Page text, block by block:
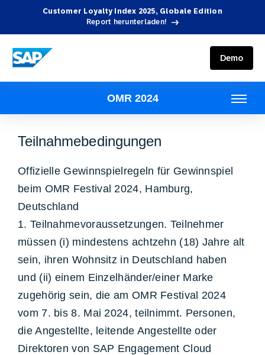
Customer Loyalty Index 2025, Globale Edition
Report herunterladen!
SAP ENGAGEMENT CLOUD Demo
OMR 2024
Teilnahmebedingungen
Offizielle Gewinnspielregeln für Gewinnspiel
beim OMR Festival 2024, Hamburg,
Deutschland
1. Teilnahmevoraussetzungen. Teilnehmer
müssen (i) mindestens achtzehn (18) Jahre alt
sein, ihren Wohnsitz in Deutschland haben
und (ii) einem Einzelhänder/einer Marke
zugehörig sein, die am OMR Festival 2024
vom 7. bis 8. Mai 2024, teilnimmt. Personen,
die Angestellte, leitende Angestellte oder
Direktoren von SAP Engagement Cloud